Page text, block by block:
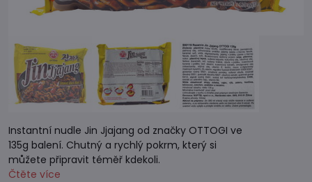
Instantní nudle Jin Jjajang od značky OTTOGI ve
135g balení. Chutný a rychlý pokrm, který si
můžete připravit téměř kdekoli.
Čtěte více